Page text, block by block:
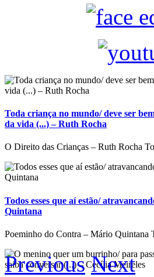
Toda criança no mundo/ deve ser
da vida (...) – Ruth Rocha
O Direito das Crianças – Ruth Rocha
Todos esses que aí estão/
Quintana
Poeminho do Contra – Mário Quintana
Previous Next